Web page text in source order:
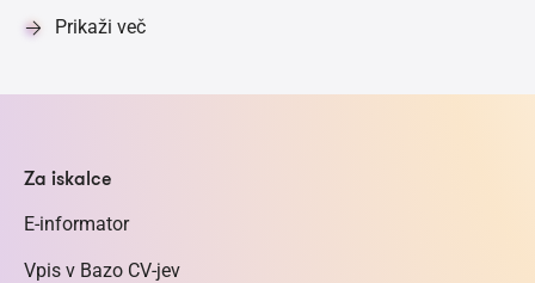
Prikaži več
Za iskalce
E-informator
Vpis v Bazo CV-jev